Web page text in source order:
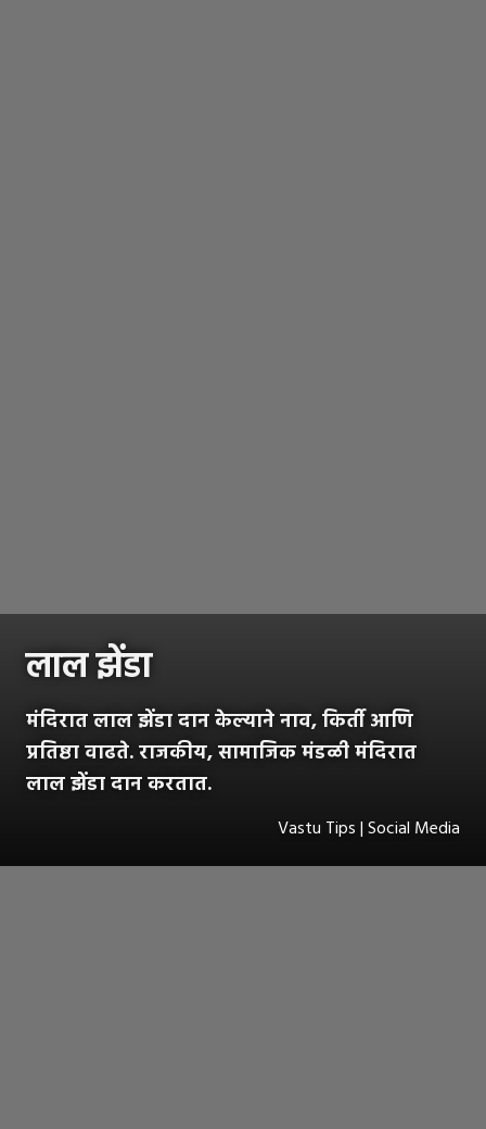
लाल झेंडा
मंदिरात लाल झेंडा दान केल्याने नाव, किर्ती आणि
प्रतिष्ठा वाढते. राजकीय, सामाजिक मंडळी मंदिरात
लाल झेंडा दान करतात.
Vastu Tips | Social Media